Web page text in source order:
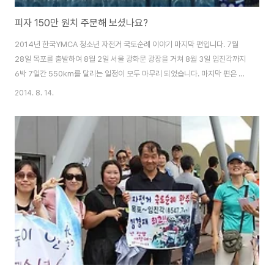
피자 150만 원치 주문해 보셨나요?
2014년 한국YMCA 청소년 자전거 국토순례 이야기 마지막 편입니다. 7월
28일 목포를 출발하여 8월 2일 서울 광화문 광장을 거쳐 8월 3일 임진각까지
6박 7일간 550km를 달리는 일정이 모두 마무리 되었습니다. 마지막 편은 간
식이야기입니다. 300명이 넘는 참가자와 70여명의 진행 실무자가까지 370
일입니다. 먹는 일, 자는 일, 그리고 씻고 세탁하는 일이 어느 것 하나 수월하지
않더군요. 시설이 좋은 수련장이라고 하더라도 밥을 먹을 때마다 긴 줄을 서야
하고, 370 여명을 수용할 수 있는 숙박시설을 못구한 지역에서는 300여 명의
남자 참가자와 실무자들이 커다란 체육관에서 잠을 자는 날도 있었답니다. 벌
써 10회째를..
2014. 8. 14.